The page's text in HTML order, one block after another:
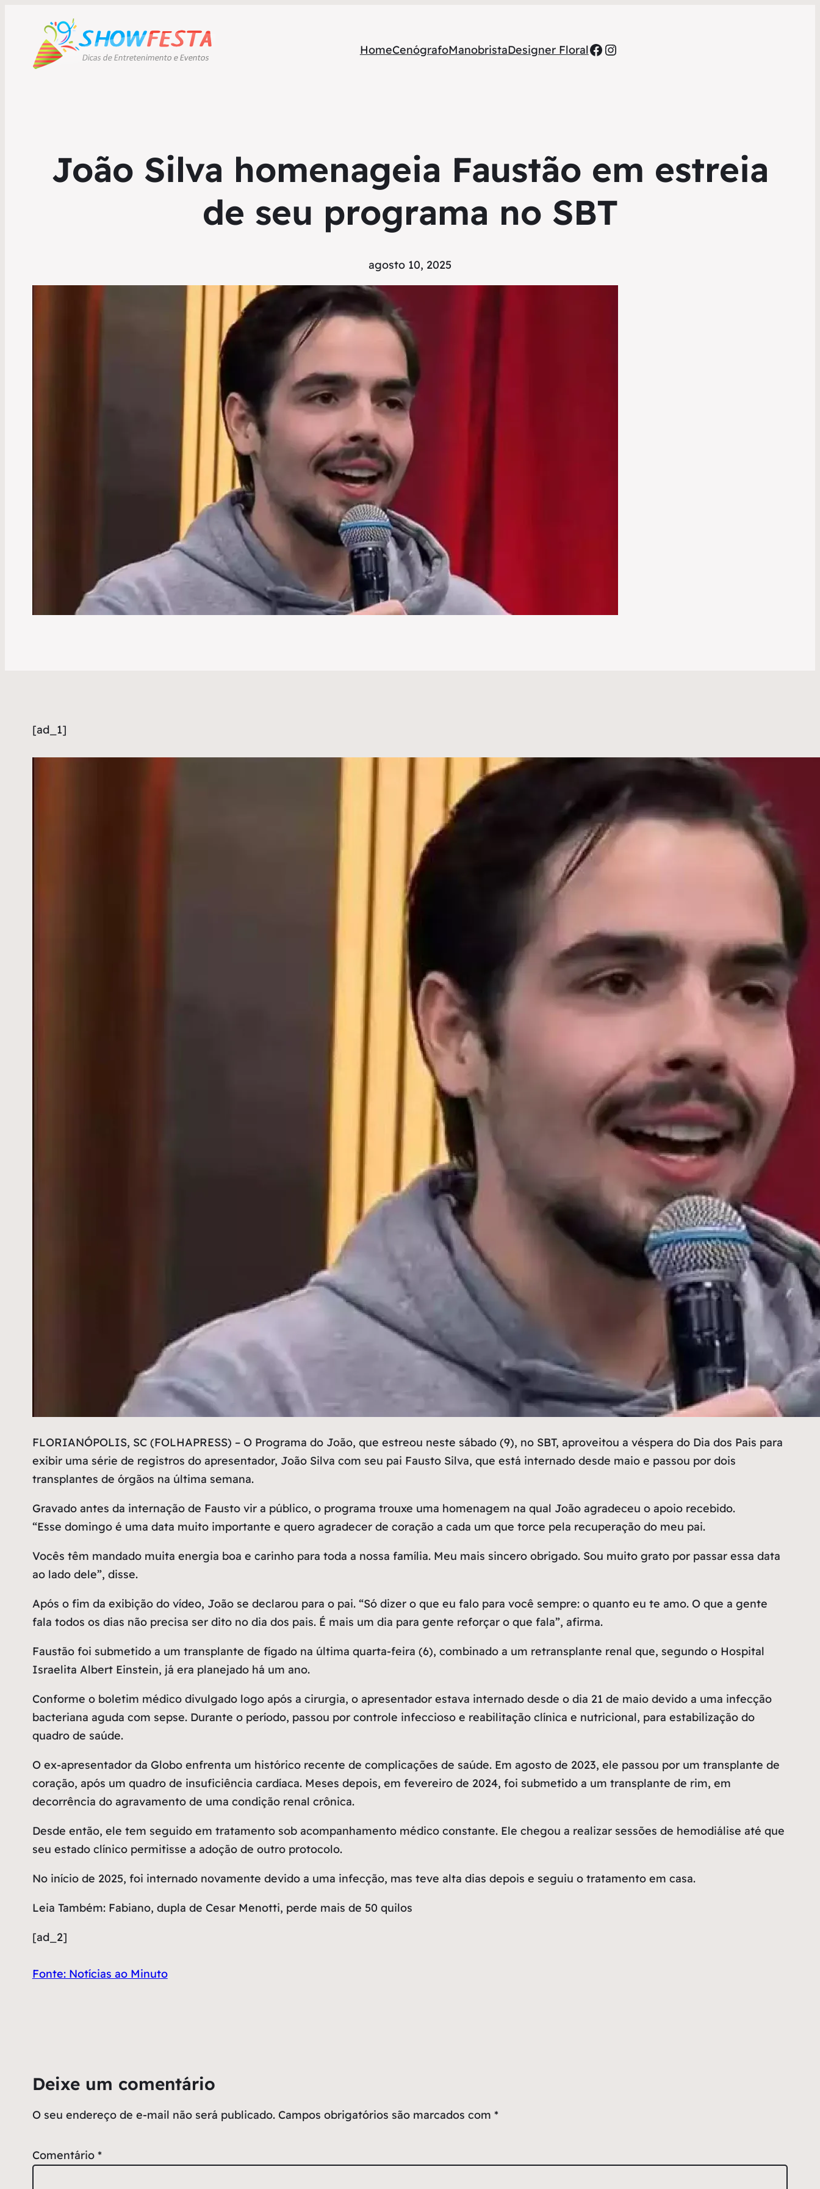
HomeCenógrafoManobristaDesigner FloralFacebook
Instagram
João Silva homenageia Faustão em estreia
de seu programa no SBT
agosto 10, 2025
[ad_1]
FLORIANÓPOLIS, SC (FOLHAPRESS) – O Programa do João, que estreou neste sábado (9), no SBT, aproveitou a véspera do Dia dos Pais para
exibir uma série de registros do apresentador, João Silva com seu pai Fausto Silva, que está internado desde maio e passou por dois
transplantes de órgãos na última semana.
Gravado antes da internação de Fausto vir a público, o programa trouxe uma homenagem na qual João agradeceu o apoio recebido.
“Esse domingo é uma data muito importante e quero agradecer de coração a cada um que torce pela recuperação do meu pai.
Vocês têm mandado muita energia boa e carinho para toda a nossa família. Meu mais sincero obrigado. Sou muito grato por passar essa data
ao lado dele”, disse.
Após o fim da exibição do vídeo, João se declarou para o pai. “Só dizer o que eu falo para você sempre: o quanto eu te amo. O que a gente
fala todos os dias não precisa ser dito no dia dos pais. É mais um dia para gente reforçar o que fala”, afirma.
Faustão foi submetido a um transplante de fígado na última quarta-feira (6), combinado a um retransplante renal que, segundo o Hospital
Israelita Albert Einstein, já era planejado há um ano.
Conforme o boletim médico divulgado logo após a cirurgia, o apresentador estava internado desde o dia 21 de maio devido a uma infecção
bacteriana aguda com sepse. Durante o período, passou por controle infeccioso e reabilitação clínica e nutricional, para estabilização do
quadro de saúde.
O ex-apresentador da Globo enfrenta um histórico recente de complicações de saúde. Em agosto de 2023, ele passou por um transplante de
coração, após um quadro de insuficiência cardíaca. Meses depois, em fevereiro de 2024, foi submetido a um transplante de rim, em
decorrência do agravamento de uma condição renal crônica.
Desde então, ele tem seguido em tratamento sob acompanhamento médico constante. Ele chegou a realizar sessões de hemodiálise até que
seu estado clínico permitisse a adoção de outro protocolo.
No início de 2025, foi internado novamente devido a uma infecção, mas teve alta dias depois e seguiu o tratamento em casa.
Leia Também: Fabiano, dupla de Cesar Menotti, perde mais de 50 quilos
[ad_2]
Fonte: Notícias ao Minuto
Deixe um comentário
O seu endereço de e-mail não será publicado. Campos obrigatórios são marcados com *
Comentário *